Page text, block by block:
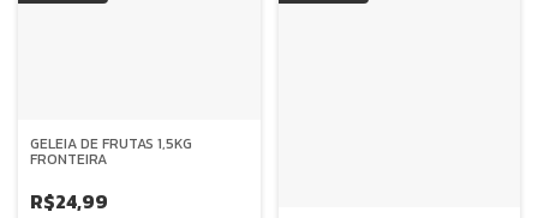
GELEIA DE FRUTAS 1,5KG
FRONTEIRA
R$24,99